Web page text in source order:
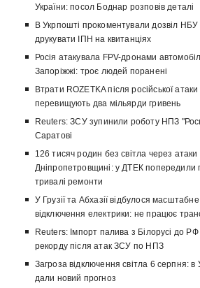
України: посол Боднар розповів деталі
В Укрпошті прокоментували дозвіл НБУ
друкувати ІПН на квитанціях
Росія атакувала FPV-дронами
Запоріжжі: троє людей поранені
Втрати ROZETKA після російської атаки
перевищують два мільярди гривень
Reuters: ЗСУ зупинили роботу НПЗ
Саратові
126 тисяч родин без світла через атаки
Дніпропетровщині: у ДТЕК попередили
тривалі ремонти
У Грузії та Абхазії відбулося масштабне
відключення електрики: не працює
Reuters: Імпорт палива з Білорусі до РФ
рекорду після атак ЗСУ по НПЗ
Загроза відключення світла 6 серпня: в
дали новий прогноз